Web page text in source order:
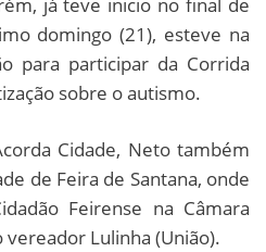
já teve inicio no final de
domingo (21), esteve na
para participar da Corrida
sobre o autismo.
Cidade, Neto também
de Feira de Santana, onde
Feirense na Câmara
Lulinha (União).